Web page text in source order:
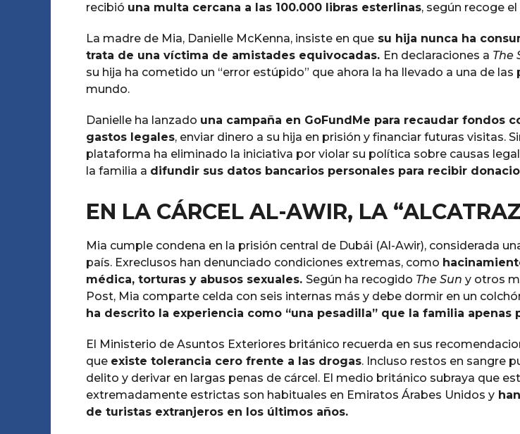
recibió una multa cercana a las 100.000 libras esterlinas, según recoge
La madre de Mia, Danielle McKenna, insiste en que su hija nunca ha
trata de una víctima de amistades equivocadas. En declaraciones a The
su hija ha cometido un “error estúpido” que ahora la ha llevado a una de las
mundo.
Danielle ha lanzado una campaña en GoFundMe para recaudar fondos
gastos legales, enviar dinero a su hija en prisión y financiar futuras visitas.
plataforma ha eliminado la iniciativa por violar su política sobre causas
la familia a difundir sus datos bancarios personales para recibir
EN LA CÁRCEL AL-AWIR, LA
Mia cumple condena en la prisión central de Dubái (Al-Awir), considerada
país. Exreclusos han denunciado condiciones extremas, como
médica, torturas y abusos sexuales. Según ha recogido The Sun y otros
Post, Mia comparte celda con seis internas más y debe dormir en un
ha descrito la experiencia como “una pesadilla” que la familia apenas
El Ministerio de Asuntos Exteriores británico recuerda en sus
que existe tolerancia cero frente a las drogas. Incluso restos en sangre
delito y derivar en largas penas de cárcel. El medio británico subraya que
extremadamente estrictas son habituales en Emiratos Árabes Unidos y
de turistas extranjeros en los últimos años.